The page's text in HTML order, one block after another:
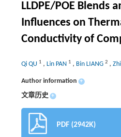
LLDPE/POE Blends
Influences on
Conductivity of
Qi QU 1 , Lin PAN 1 , Bin LIANG 2 ,
Author information +
文章历史 +
PDF (2942K)